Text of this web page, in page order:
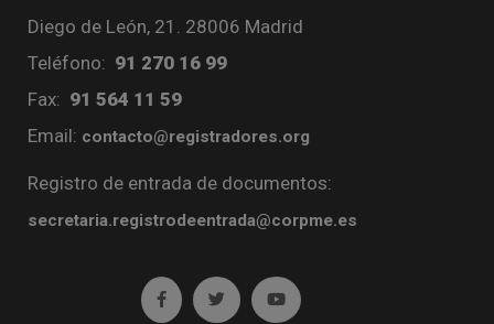
Diego de León, 21. 28006 Madrid
Teléfono: 91 270 16 99
Fax: 91 564 11 59
Email: contacto@registradores.org
Registro de entrada de documentos:
secretaria.registrodeentrada@corpme.es
Ir a facebook (abre en ventana nueva)
Ir a twitter (abre en ventana nueva)
Ir a YouTube (abre en